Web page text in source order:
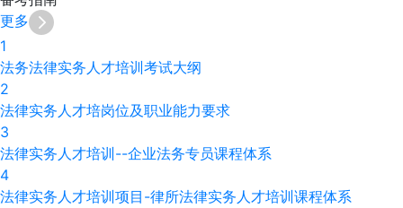
更多
1
法务法律实务人才培训考试大纲
2
法律实务人才培岗位及职业能力要求
3
法律实务人才培训--企业法务专员课程体系
4
法律实务人才培训项目-律所法律实务人才培训课程体系